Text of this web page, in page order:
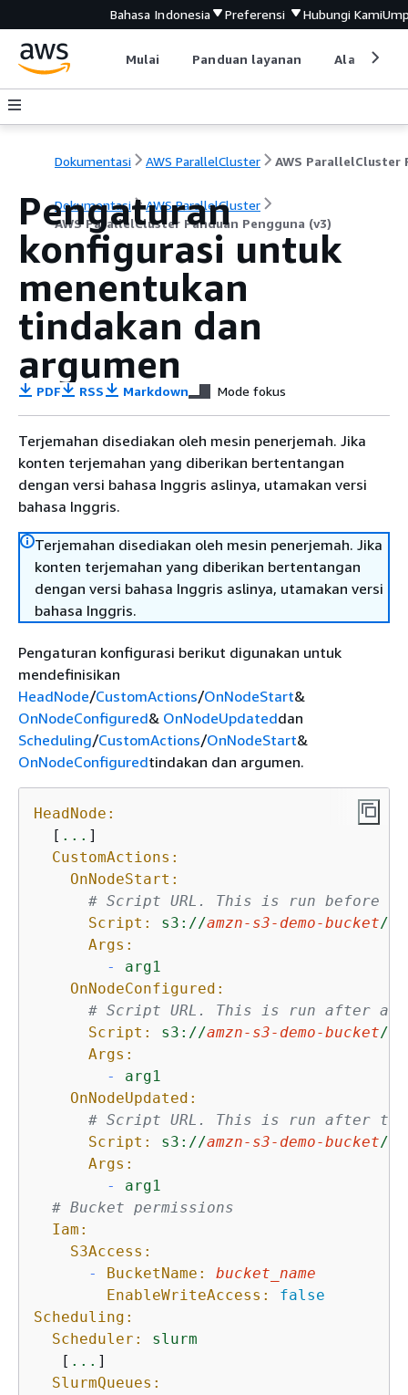
Bahasa Indonesia Preferensi Hubungi Kami
Mulai Panduan layanan Alat
Dokumentasi AWS ParallelCluster
Dokumentasi
AWS ParallelCluster
AWS ParallelCluster Panduan Pengguna (v3)
Pengaturan
konfigurasi untuk
menentukan
tindakan dan
argumen
PDF RSS Markdown Mode fokus
Terjemahan disediakan oleh mesin penerjemah. Jika
konten terjemahan yang diberikan bertentangan
dengan versi bahasa Inggris aslinya, utamakan versi
bahasa Inggris.
Terjemahan disediakan oleh mesin penerjemah. Jika
konten terjemahan yang diberikan bertentangan
dengan versi bahasa Inggris aslinya, utamakan versi
bahasa Inggris.
Pengaturan konfigurasi berikut digunakan untuk
mendefinisikan
HeadNode/CustomActions/OnNodeStart&
OnNodeConfigured& OnNodeUpdateddan
Scheduling/CustomActions/OnNodeStart&
OnNodeConfiguredtindakan dan argumen.
HeadNode:
  [
... ]
CustomActions:
OnNodeStart:
# Script URL. This is run before
Script:
s3://amzn-s3-demo-bucket/
Args:
-
arg1
OnNodeConfigured:
# Script URL. This is run after
Script:
s3://amzn-s3-demo-bucket/
Args:
-
arg1
OnNodeUpdated:
# Script URL. This is run after the
Script:
s3://amzn-s3-demo-bucket/
Args:
-
arg1
# Bucket permissions
Iam:
S3Access:
-
BucketName:
bucket_name
EnableWriteAccess:
false
Scheduling:
Scheduler:
slurm
   [
... ]
SlurmQueues: